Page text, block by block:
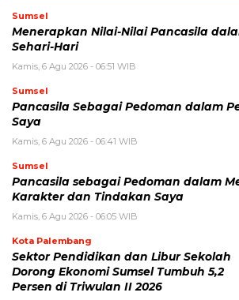
Sumsel
Menerapkan Nilai-Nilai Pancasila
Sehari-Hari
Kamis, 6 Agu 2026 - 06:51 WIB
Sumsel
Pancasila Sebagai Pedoman dalam
Saya
Kamis, 6 Agu 2026 - 06:41 WIB
Sumsel
Pancasila sebagai Pedoman dalam
Karakter dan Tindakan Saya
Kamis, 6 Agu 2026 - 06:05 WIB
Kota Palembang
Sektor Pendidikan dan Libur Sekolah
Dorong Ekonomi Sumsel Tumbuh 5,2
Persen di Triwulan II 2026